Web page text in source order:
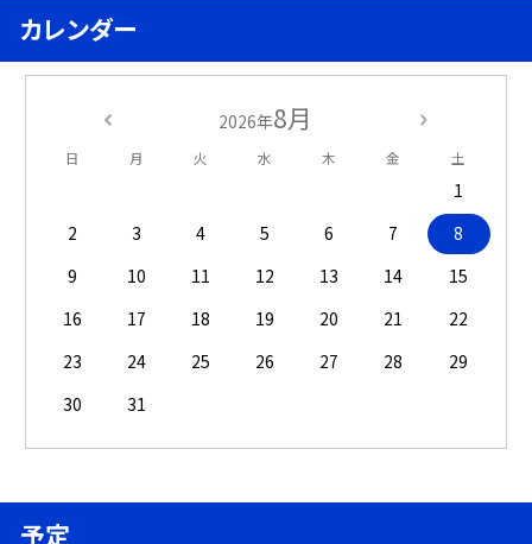
カレンダー
2026年8月
日 月 火 水 木 金 土
1
2
3 4 5 6 7
8
9
10 11 12 13 14
15
16
17 18 19 20 21
22
23
24 25 26 27 28
29
30
31
予定